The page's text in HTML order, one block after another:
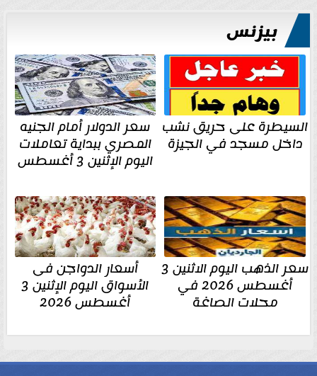
بيزنس
السيطرة على حريق نشب
داخل مسجد في الجيزة
سعر الدولار أمام الجنيه
المصري ببداية تعاملات
اليوم الإثنين 3 أغسطس
سعر الذهب اليوم الاثنين 3
أغسطس 2026 في
محلات الصاغة
أسعار الدواجن فى
الأسواق اليوم الإثنين 3
أغسطس 2026